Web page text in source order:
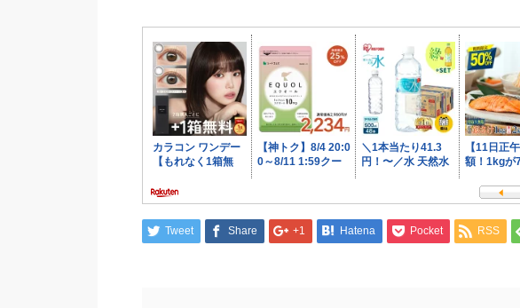
Tweet Share +1 Hatena Pocket RSS